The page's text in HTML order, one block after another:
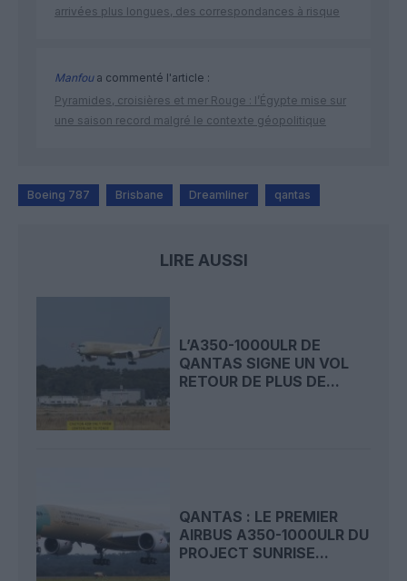
arrivées plus longues, des correspondances à risque
Manfoua commenté l'article :
Pyramides, croisières et mer Rouge : l’Égypte mise sur
une saison record malgré le contexte géopolitique
Boeing 787 Brisbane Dreamliner qantas
LIRE AUSSI
L’A350-1000ULR DE
QANTAS SIGNE UN VOL
RETOUR DE PLUS DE...
QANTAS : LE PREMIER
AIRBUS A350-1000ULR DU
PROJECT SUNRISE...